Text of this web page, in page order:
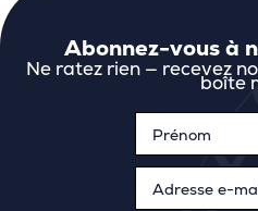
Abonnez-vous à
Ne ratez rien — recevez
boîte